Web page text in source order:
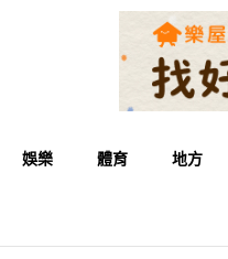
娛樂 體育 地方